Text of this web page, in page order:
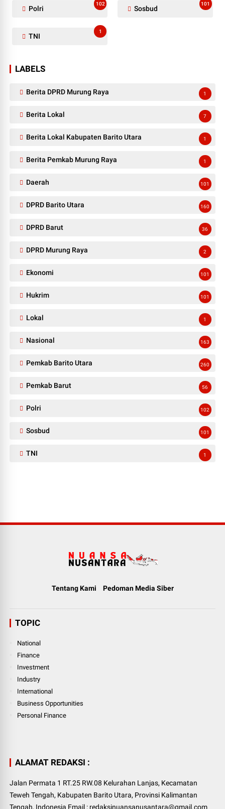
Polri
102
Sosbud
101
TNI
1
LABELS
Berita DPRD Murung Raya 1
Berita Lokal 7
Berita Lokal Kabupaten Barito Utara 1
Berita Pemkab Murung Raya 1
Daerah 101
DPRD Barito Utara 160
DPRD Barut 36
DPRD Murung Raya 2
Ekonomi 101
Hukrim 101
Lokal 1
Nasional 163
Pemkab Barito Utara 260
Pemkab Barut 56
Polri 102
Sosbud 101
TNI 1
Tentang Kami Pedoman Media Siber
TOPIC
National
Finance
Investment
Industry
International
Business Opportunities
Personal Finance
ALAMAT REDAKSI :
Jalan Permata 1 RT.25 RW.08 Kelurahan Lanjas, Kecamatan
Teweh Tengah, Kabupaten Barito Utara, Provinsi Kalimantan
Tengah, Indonesia Email : redaksinuansanusantara@gmail.com